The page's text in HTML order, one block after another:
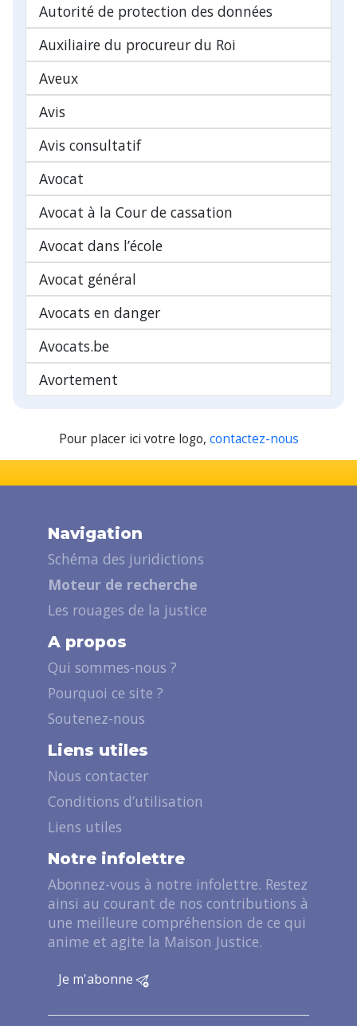
Autorité de protection des données
Auxiliaire du procureur du Roi
Aveux
Avis
Avis consultatif
Avocat
Avocat à la Cour de cassation
Avocat dans l’école
Avocat général
Avocats en danger
Avocats.be
Avortement
Pour placer ici votre logo, contactez-nous
Navigation
Schéma des juridictions
Moteur de recherche
Les rouages de la justice
A propos
Qui sommes-nous ?
Pourquoi ce site ?
Soutenez-nous
Liens utiles
Nous contacter
Conditions d’utilisation
Liens utiles
Notre infolettre
Abonnez-vous à notre infolettre. Restez
ainsi au courant de nos contributions à
une meilleure compréhension de ce qui
anime et agite la Maison Justice.
Je m'abonne